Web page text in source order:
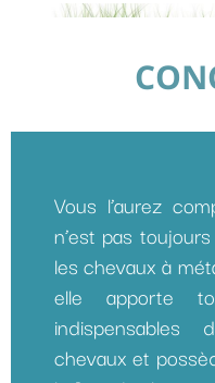
Vous l’aurez
n’est pas
les chevaux à
elle apporte
indispensables
chevaux et